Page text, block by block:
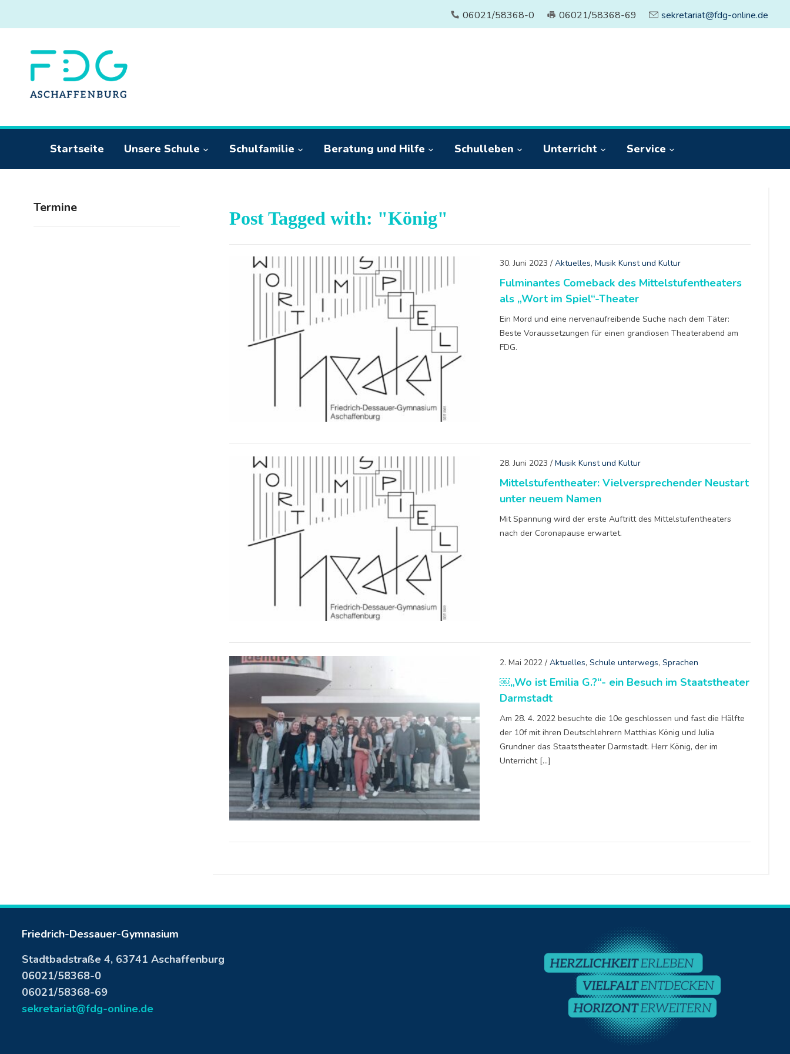
06021/58368-0 06021/58368-69 sekretariat@fdg-online.de
Startseite Unsere Schule Schulfamilie Beratung und Hilfe Schulleben Unterricht Service
Termine
Post Tagged with: "König"
30. Juni 2023 /Aktuelles,Musik Kunst und Kultur
Fulminantes Comeback des Mittelstufentheaters
als „Wort im Spiel“-Theater
Ein Mord und eine nervenaufreibende Suche nach dem Täter:
Beste Voraussetzungen für einen grandiosen Theaterabend am
FDG.
28. Juni 2023 /Musik Kunst und Kultur
Mittelstufentheater: Vielversprechender Neustart
unter neuem Namen
Mit Spannung wird der erste Auftritt des Mittelstufentheaters
nach der Coronapause erwartet.
2. Mai 2022 /Aktuelles,Schule unterwegs,Sprachen
￼„Wo ist Emilia G.?“- ein Besuch im Staatstheater
Darmstadt
Am 28. 4. 2022 besuchte die 10e geschlossen und fast die Hälfte
der 10f mit ihren Deutschlehrern Matthias König und Julia
Grundner das Staatstheater Darmstadt. Herr König, der im
Unterricht […]
Friedrich-Dessauer-Gymnasium
Stadtbadstraße 4, 63741 Aschaffenburg
06021/58368-0
06021/58368-69
sekretariat@fdg-online.de